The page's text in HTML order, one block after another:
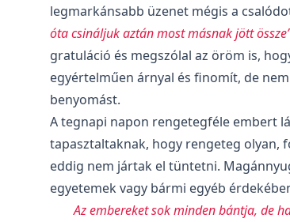
legmarkánsabb üzenet mégis a
óta csináljuk aztán most másnak jött
gratuláció és megszólal az öröm is,
egyértelműen árnyal és finomít, de
benyomást.
A tegnapi napon rengetegféle embert
tapasztaltaknak, hogy rengeteg olyan,
eddig nem jártak el tüntetni.
egyetemek vagy bármi egyéb
Az embereket sok minden bántja, de